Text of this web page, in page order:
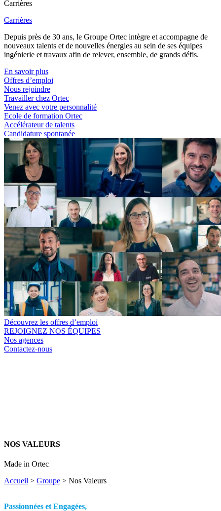
Carrières
Carrières
Depuis près de 30 ans, le Groupe Ortec intègre et accompagne de
nouveaux talents et de nouvelles énergies au sein de ses équipes
ingénierie et travaux afin de relever, ensemble, de grands défis.
En savoir plus
Offres d’emploi
Nous rejoindre
Travailler chez Ortec
Venez avec votre personnalité
Ecole de formation Ortec
Accélérateur de talents
Candidature spontanée
Découvrez les offres d’emploi
REJOIGNEZ NOS ÉQUIPES
Nos agences
Contactez-nous
NOS VALEURS
Made in Ortec
Accueil > Groupe > Nos Valeurs
Passionnées et Engagées,